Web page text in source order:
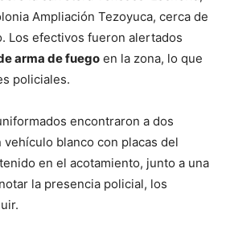
Ampliación Tezoyuca, cerca de
Los efectivos fueron alertados
arma de fuego en la zona, lo que
policiales.
encontraron a dos
blanco con placas del
en el acotamiento, junto a una
la presencia policial, los